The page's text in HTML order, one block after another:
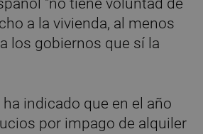
"no tiene voluntad de
a la vivienda, al menos
los gobiernos que sí la
indicado que en el año
por impago de alquiler